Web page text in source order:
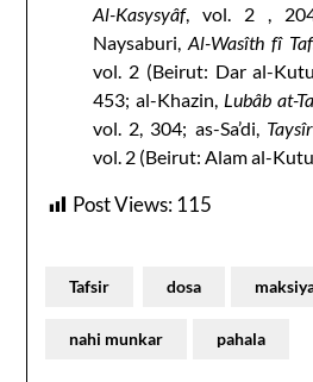
Al-Kasysyâf, vol. 2 ,
Naysaburi,Al-Wasîth fî
vol. 2 (Beirut: Dar al-
453; al-Khazin, Lubâb at-
vol. 2, 304; as-Sa’di,
vol. 2 (Beirut: Alam al-
Post Views:115
Tafsir dosa
nahi munkar pahala